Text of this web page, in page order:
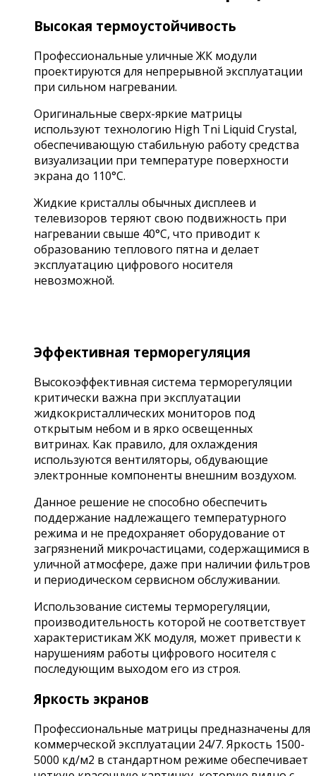
Высокая термоустойчивость
Профессиональные уличные ЖК модули
проектируются для непрерывной эксплуатации
при сильном нагревании.
Оригинальные сверх-яркие матрицы
используют технологию High Tni Liquid Crystal,
обеспечивающую стабильную работу средства
визуализации при температуре поверхности
экрана до 110°C.
Жидкие кристаллы обычных дисплеев и
телевизоров теряют свою подвижность при
нагревании свыше 40°C, что приводит к
образованию теплового пятна и делает
эксплуатацию цифрового носителя
невозможной.
Эффективная терморегуляция
Высокоэффективная система терморегуляции
критически важна при эксплуатации
жидкокристаллических мониторов под
открытым небом и в ярко освещенных
витринах. Как правило, для охлаждения
используются вентиляторы, обдувающие
электронные компоненты внешним воздухом.
Данное решение не способно обеспечить
поддержание надлежащего температурного
режима и не предохраняет оборудование от
загрязнений микрочастицами, содержащимися в
уличной атмосфере, даже при наличии фильтров
и периодическом сервисном обслуживании.
Использование системы терморегуляции,
производительность которой не соответствует
характеристикам ЖК модуля, может привести к
нарушениям работы цифрового носителя с
последующим выходом его из строя.
Яркость экранов
Профессиональные матрицы предназначены для
коммерческой эксплуатации 24/7. Яркость 1500-
5000 кд/м2 в стандартном режиме обеспечивает